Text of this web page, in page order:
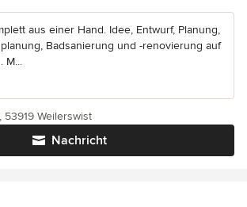
aus einer Hand. Idee, Entwurf, Planung,
Badsanierung und -renovierung auf
M...
Nachricht
53919 Weilerswist